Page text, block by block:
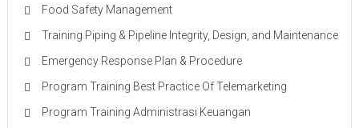
Food Safety Management
Training Piping & Pipeline Integrity, Design, and Maintenance
Emergency Response Plan & Procedure
Program Training Best Practice Of Telemarketing
Program Training Administrasi Keuangan